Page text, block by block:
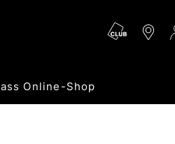
Online-Shop